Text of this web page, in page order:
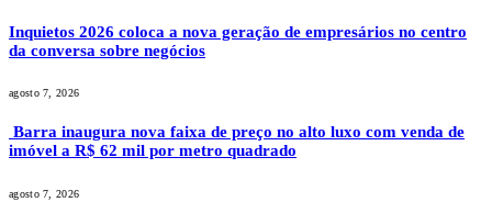
Inquietos 2026 coloca a nova geração de empresários no centro
da conversa sobre negócios
agosto 7, 2026
Barra inaugura nova faixa de preço no alto luxo com venda de
imóvel a R$ 62 mil por metro quadrado
agosto 7, 2026